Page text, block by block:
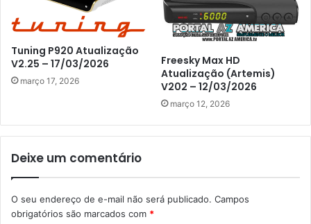
Tuning P920 Atualização
V2.25 – 17/03/2026
março 17, 2026
Freesky Max HD
Atualização (Artemis)
V202 – 12/03/2026
março 12, 2026
Deixe um comentário
O seu endereço de e-mail não será publicado. Campos
obrigatórios são marcados com *